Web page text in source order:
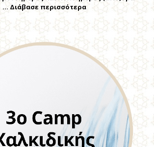
… Διάβασε περισσότερα